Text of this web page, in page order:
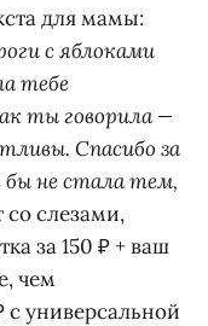
для мамы:
с яблоками
тебе
ты говорила —
Спасибо за
бы не стала тем,
со слезами,
за 150 ₽ + ваш
чем
с универсальной